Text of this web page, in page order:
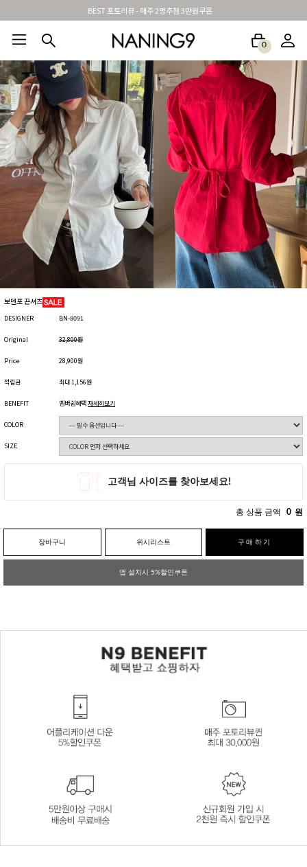
신규가입시 무료배송 + 2천원할인쿠폰
0
BEST100🤍 NEW5% 베스트재진행 썸머여행룩 아울렛 하객&모임룩
보덴포 끈셔츠
DESIGNER BN-8091
Original 32,800원
Price 28,900원
적립금 최대 1,156원
BENEFIT 멤버쉽혜택자세히보기
COLOR
SIZE
총 상품 금액 0 원
장바구니 위시리스트 구매하기
앱 설치시 5%할인쿠폰